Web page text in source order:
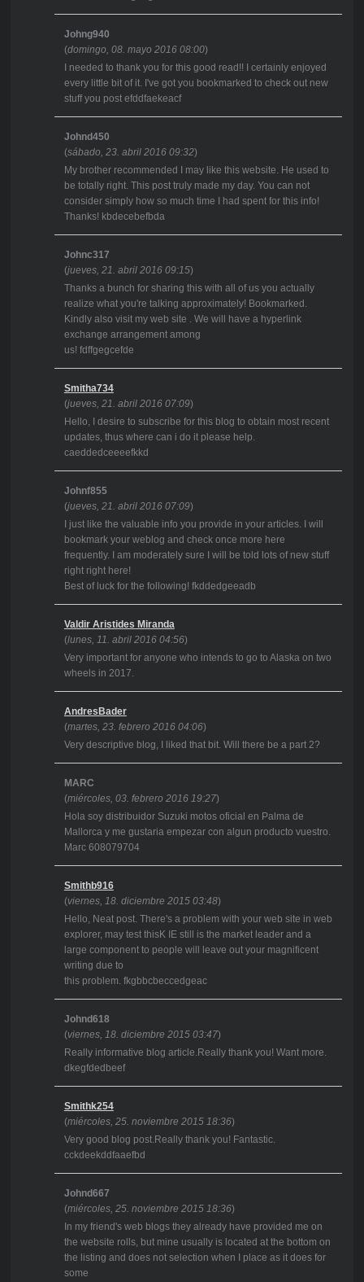
Johng940
(domingo, 08. mayo 2016 08:00)
I needed to thank you for this good read!! I certainly enjoyed
every little bit of it. I've got you bookmarked to check out new
stuff you post efddfaekeacf
Johnd450
(sábado, 23. abril 2016 09:32)
My brother recommended I may like this website. He used to
be totally right. This post truly made my day. You can not
consider simply how so much time I had spent for this info!
Thanks! kbdecebefbda
Johnc317
(jueves, 21. abril 2016 09:15)
Thanks a bunch for sharing this with all of us you actually
realize what you're talking approximately! Bookmarked.
Kindly also visit my web site . We will have a hyperlink
exchange arrangement among
us! fdffgegcefde
Smitha734
(jueves, 21. abril 2016 07:09)
Hello, I desire to subscribe for this blog to obtain most recent
updates, thus where can i do it please help.
caeddedceeeefkkd
Johnf855
(jueves, 21. abril 2016 07:09)
I just like the valuable info you provide in your articles. I will
bookmark your weblog and check once more here
frequently. I am moderately sure I will be told lots of new stuff
right right here!
Best of luck for the following! fkddedgeeadb
Valdir Aristides Miranda
(lunes, 11. abril 2016 04:56)
Very important for anyone who intends to go to Alaska on two
wheels in 2017.
AndresBader
(martes, 23. febrero 2016 04:06)
Very descriptive blog, I liked that bit. Will there be a part 2?
MARC
(miércoles, 03. febrero 2016 19:27)
Hola soy distribuidor Suzuki motos oficial en Palma de
Mallorca y me gustaria empezar con algun producto vuestro.
Marc 608079704
Smithb916
(viernes, 18. diciembre 2015 03:48)
Hello, Neat post. There's a problem with your web site in web
explorer, may test thisK IE still is the market leader and a
large component to people will leave out your magnificent
writing due to
this problem. fkgbbcbeccedgeac
Johnd618
(viernes, 18. diciembre 2015 03:47)
Really informative blog article.Really thank you! Want more.
dkegfdedbeef
Smithk254
(miércoles, 25. noviembre 2015 18:36)
Very good blog post.Really thank you! Fantastic.
cckdeekddfaaefbd
Johnd667
(miércoles, 25. noviembre 2015 18:36)
In my friend's web blogs they already have provided me on
the website rolls, but mine usually is located at the bottom on
the listing and does not selection when I place as it does for
some